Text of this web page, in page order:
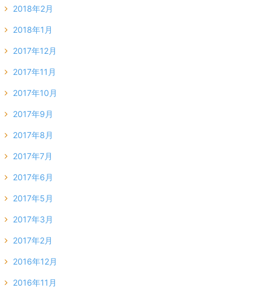
2018年2月
2018年1月
2017年12月
2017年11月
2017年10月
2017年9月
2017年8月
2017年7月
2017年6月
2017年5月
2017年3月
2017年2月
2016年12月
2016年11月